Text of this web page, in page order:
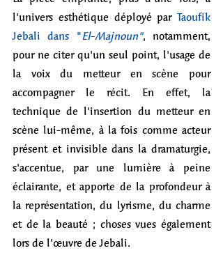
l'univers esthétique déployé par Taoufik
Jebali dans "El-Majnoun", notamment,
pour ne citer qu'un seul point, l'usage de
la voix du metteur en scène pour
accompagner le récit. En effet, la
technique de l'insertion du metteur en
scène lui-même, à la fois comme acteur
présent et invisible dans la dramaturgie,
s'accentue, par une lumière à peine
éclairante, et apporte de la profondeur à
la représentation, du lyrisme, du charme
et de la beauté ; choses vues également
lors de l’œuvre de Jebali.